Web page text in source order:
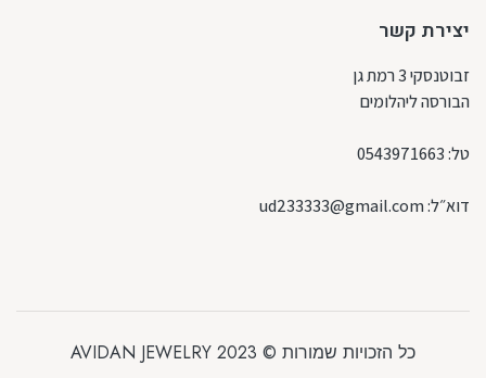
יצירת קשר
זבוטנסקי 3 רמת גן
הבורסה ליהלומים
טל:0543971663
דוא״ל:ud233333@gmail.com
כל הזכויות שמורות © 2023 AVIDAN JEWELRY